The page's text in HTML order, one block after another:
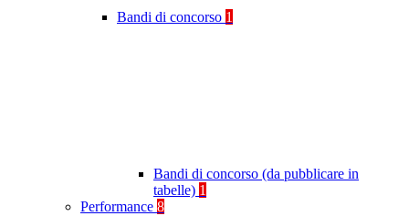
Bandi di concorso 1
Bandi di concorso (da pubblicare in
tabelle) 1
Performance 8